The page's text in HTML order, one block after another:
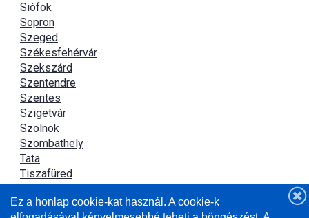
Siófok
Sopron
Szeged
Székesfehérvár
Szekszárd
Szentendre
Szentes
Szigetvár
Szolnok
Szombathely
Tata
Tiszafüred
Újszász
Ez a honlap cookie-kat használ. A cookie-k